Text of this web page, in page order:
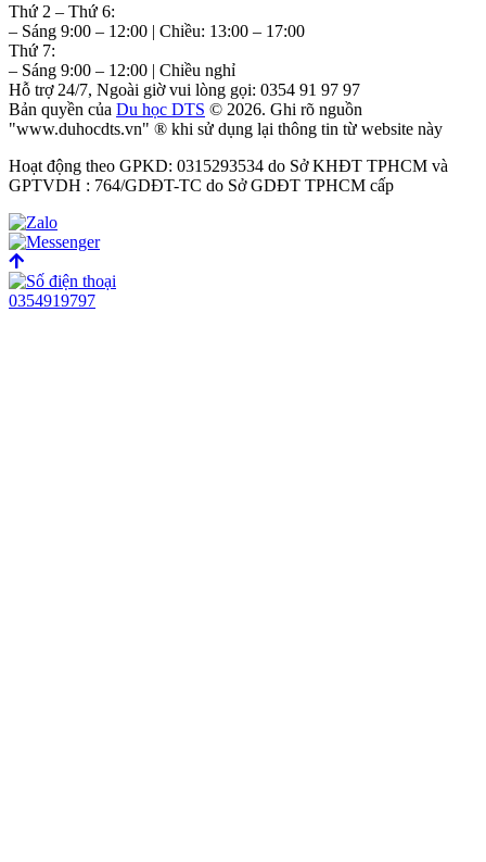
Thứ 2 – Thứ 6:
– Sáng 9:00 – 12:00 | Chiều: 13:00 – 17:00
Thứ 7:
– Sáng 9:00 – 12:00 | Chiều nghỉ
Hỗ trợ 24/7, Ngoài giờ vui lòng gọi: 0354 91 97 97
Bản quyền của Du học DTS © 2026. Ghi rõ nguồn
"www.duhocdts.vn" ® khi sử dụng lại thông tin từ website này
Hoạt động theo GPKD: 0315293534 do Sở KHĐT TPHCM và
GPTVDH : 764/GDĐT-TC do Sở GDĐT TPHCM cấp
0354919797